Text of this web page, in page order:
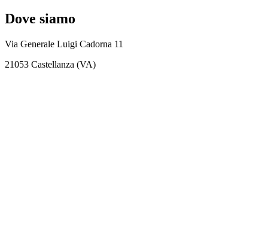
Dove siamo
Via Generale Luigi Cadorna 11
21053 Castellanza (VA)